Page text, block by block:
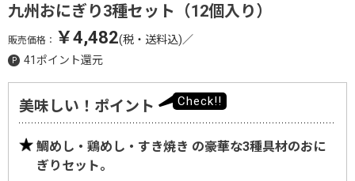
九州おにぎり3種セット（12個入り）
販売価格： ￥4,482(税・送料込)／
41ポイント還元
美味しい！ポイント
鯛めし・鶏めし・すき焼き の豪華な3種具材のおに
ぎりセット。